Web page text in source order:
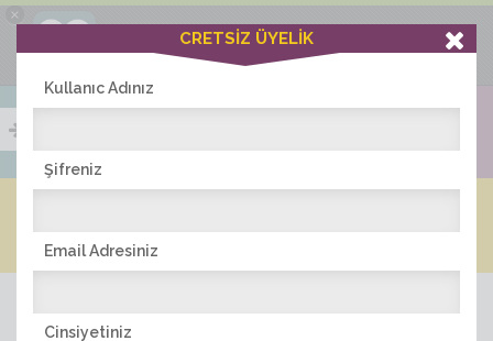
×
Ciddiask Uygulaması
+1 Hafta Gold Üyelik Kazan
Bedava - com.ciddi.ask
İNDİR
CRETSİZ ÜYELİK
Kullanıc Adınız
Şifreniz
Email Adresiniz
Cinsiyetiniz